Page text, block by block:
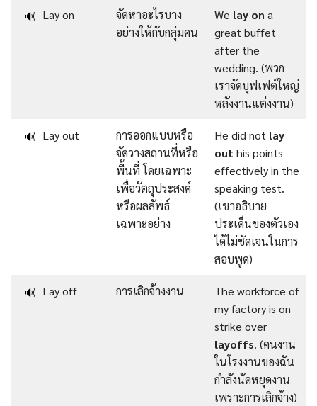
🔊 Lay on
จัดหาอะไรบาง
อย่างให้กับกลุ่มคน
We lay on a
great buffet
after the
wedding. (พวก
เราจัดบุฟเฟต์ใหญ่
หลังงานแต่งงาน)
🔊 Lay out
การออกแบบหรือ
จัดวางสถานที่หรือ
พื้นที่ โดยเฉพาะ
เพื่อวัตถุประสงค์
หรือผลลัพธ์
เฉพาะอย่าง
He did not lay
out his points
effectively in the
speaking test.
(เขาอธิบาย
ประเด็นของตัวเอง
ได้ไม่ชัดเจนในการ
สอบพูด)
🔊 Lay off การเลิกจ้างงาน
The workforce of
my factory is on
strike over
layoffs. (คนงาน
ในโรงงานของฉัน
กำลังนัดหยุดงาน
เพราะการเลิกจ้าง)